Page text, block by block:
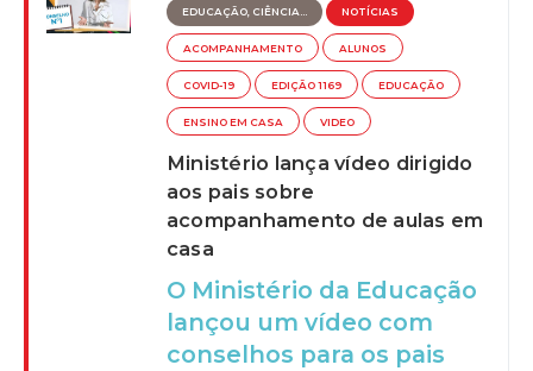
EDUCAÇÃO, CIÊNCIA... NOTÍCIAS
ACOMPANHAMENTO ALUNOS
COVID-19 EDIÇÃO 1169 EDUCAÇÃO
ENSINO EM CASA VIDEO
Ministério lança vídeo dirigido
aos pais sobre
acompanhamento de aulas em
casa
O Ministério da Educação
lançou um vídeo com
conselhos para os pais